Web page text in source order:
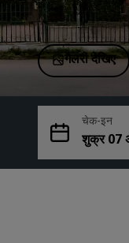
गैलरी देखिए
चेक-इन
शुक्र 07